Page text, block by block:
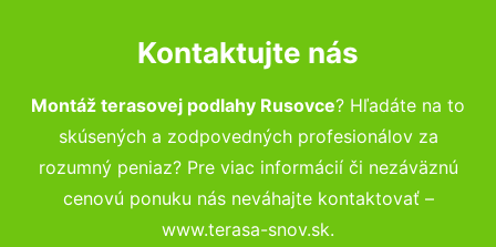
Kontaktujte nás
Montáž terasovej podlahy Rusovce? Hľadáte na to
skúsených a zodpovedných profesionálov za
rozumný peniaz? Pre viac informácií či nezáväznú
cenovú ponuku nás neváhajte kontaktovať –
www.terasa-snov.sk.